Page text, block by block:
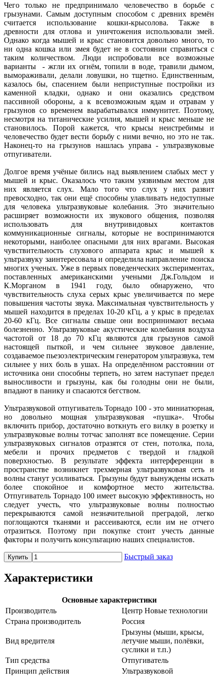
Чего только не предпринимало человечество в борьбе с
грызунами. Самым доступным способом с древних времён
считается использование кошки-крысолова. Также в
древности для отлова и уничтожения использовали змей.
Однако когда мышей и крыс становится довольно много, то
ни одна кошка или змея будет не в состоянии справиться с
таким количеством. Люди испробовали все возможные
варианты - жгли их огнём, топили в воде, травили дымом,
вымораживали, делали ловушки, но тщетно. Единственным,
казалось бы, спасением были неприступные постройки из
каменной кладки, однако и они оказались средством
пассивной обороны, а к всевозможным ядам и отравам у
грызунов со временем вырабатывался иммунитет. Поэтому,
несмотря на титанические усилия, мышей и крыс меньше не
становилось. Порой кажется, что крысы неистребимы и
человечество будет вести борьбу с ними вечно, но это не так.
Наконец-то на грызунов нашлась управа - ультразвуковые
отпугиватели.
Долгое время учёные бились над выявлением слабых мест у
мышей и крыс. Оказалось что таким уязвимым местом для
них является слух. Мало того что слух у них развит
превосходно, так они ещё способны улавливать недоступные
для человека ультразвуковые колебания. Это значительно
расширяет возможности их звукового общения, позволяя
использовать для внутривидовых контактов
коммуникационные сигналы, которые не воспринимаются
некоторыми, наиболее опасными для них врагами. Высокая
чувствительность слухового аппарата крыс и мышей к
ультразвуку заинтересовала и определила направление поиска
многих ученых. Уже в первых поведенческих экспериментах,
поставленных американскими учеными Дж.Гольдом и
К.Морганом в 1941 году, было обнаружено, что
чувствительность слуха серых крыс увеличивается по мере
повышения частоты звука. Максимальная чувствительность у
мышей находится в пределах 10-20 кГц, а у крыс в пределах
20-60 кГц. Все сигналы свыше они воспринимают весьма
болезненно. Ультразвуковые акустические колебания воздуха
частотой от 18 до 70 кГц являются для грызунов самой
настоящей пыткой, и чем сильнее звуковое давление,
создаваемое пьезоэлектрическим генератором ультразвука, тем
сильнее у них боль в ушах. На определённом расстоянии от
источника они способны терпеть, но затем наступает предел
выносливости и грызуны, как бы голодны они не были,
впадают в панику и спасаются бегством.
Ультразвуковой отпугиватель Торнадо 100 - это миниатюрная,
но довольно мощная ультразвуковая «пушка». Чтобы
включить прибор, достаточно воткнуть его вилку в розетку и
ультразвуковые волны тотчас заполнят все помещение. Серии
ультразвуковых сигналов отразятся от стен, потолка, пола,
мебели и прочих предметов с твердой и гладкой
поверхностью. В результате эффекта интерференции в
пространстве возникнет трехмерная ультразвуковая сеть и
волны станут усиливаться. Грызуны будут вынуждены искать
более спокойное и комфортное место жительства.
Отпугиватель Торнадо 100 имеет высокую эффективность, но
следует учесть, что ультразвуковые волны полностью
перекрываются самой незначительной преградой, легко
поглощаются тканями и рассеиваются, если им не отчего
отразиться. Поэтому при покупке стоит учесть данные
факторы и получить консультацию наших специалистов.
Купить Быстрый заказ
Характеристики
Основные характеристики
Производитель
Центр Новые технологии
Страна производитель
Россия
Вид вредителя
Грызуны (мыши, крысы,
летучие мыши, полёвки,
суслики и т.п.)
Тип средства
Отпугиватель
Принцип действия
Ультразвуковой